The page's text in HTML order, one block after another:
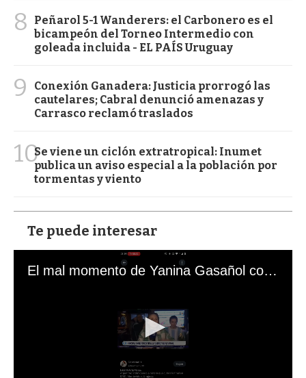
8
Peñarol 5-1 Wanderers: el Carbonero es el
bicampeón del Torneo Intermedio con
goleada incluida - EL PAÍS Uruguay
9
Conexión Ganadera: Justicia prorrogó las
cautelares; Cabral denunció amenazas y
Carrasco reclamó traslados
10Se viene un ciclón extratropical: Inumet
publica un aviso especial a la población por
tormentas y viento
Te puede interesar
El mal momento de Yanina Gasañol con un hincha argentino en "Subrayado"